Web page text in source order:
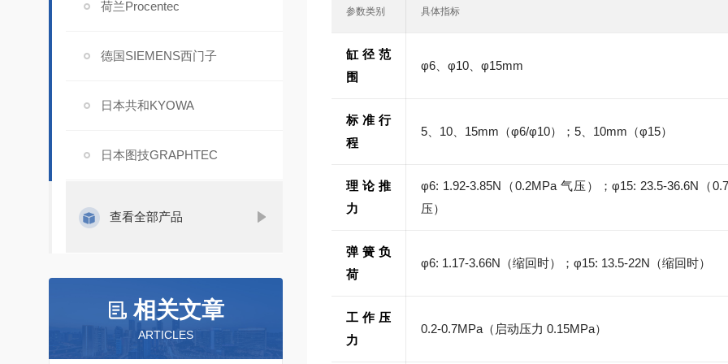
荷兰Procentec
德国SIEMENS西门子
日本共和KYOWA
日本图技GRAPHTEC
查看全部产品
相关文章
ARTICLES
参数类别 具体指标
缸径范
围
φ6、φ10、φ15mm
标准行
程
5、10、15mm（φ6/φ10）；5、10mm（φ15）
理论推
力
φ6: 1.92-3.85N（0.2MPa 气压）；φ15: 23.5-36.6N（
压）
弹簧负
荷
φ6: 1.17-3.66N（缩回时）；φ15: 13.5-22N（缩回时）
工作压
力
0.2-0.7MPa（启动压力 0.15MPa）